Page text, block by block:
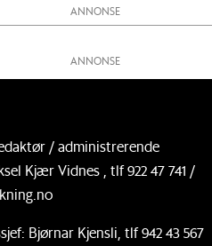
/ administrerende
Kjær Vidnes , tlf 922 47 741 /
Bjørnar Kjensli, tlf 942 43 567